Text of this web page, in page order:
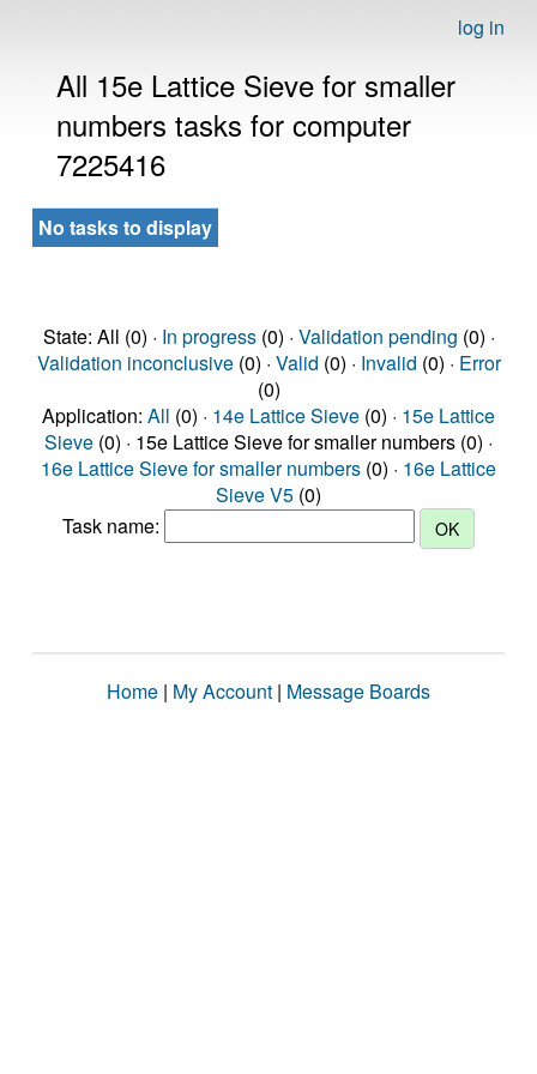
log in
All 15e Lattice Sieve for smaller
numbers tasks for computer
7225416
No tasks to display
State: All (0) · In progress(0) · Validation pending (0) ·
Validation inconclusive(0) · Valid (0) · Invalid (0) · Error
(0)
Application: All (0) · 14e Lattice Sieve (0) · 15e Lattice
Sieve (0) · 15e Lattice Sieve for smaller numbers (0) ·
16e Lattice Sieve for smaller numbers (0) · 16e Lattice
Sieve V5 (0)
Task name:
Home | My Account | Message Boards